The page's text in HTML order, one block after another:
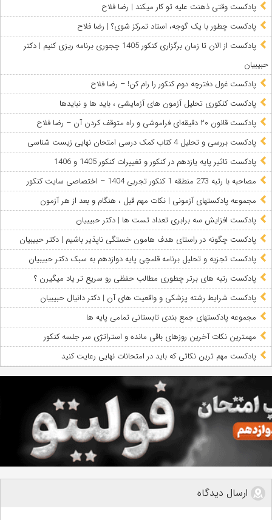
پادکست وقتی ذهنت علیه تو کار میکند | رضا فلاح
پادکست چطور با یک گوجه، استاد تمرکز شوی؟ | رضا فلاح
پادکست از الان تا زمان برگزاری کنکور 1405 چجوری برنامه ریزی کنیم | دکتر
حبیبیان
پادکست غول دفترچه دوم کنکور را رام کن! – رضا فلاح
پادکست کنکوری تحلیل آزمون های آزمایشی ، باید ها و نبایدها
پادکست قانون ۲۰ دقیقه‌ای فراموشی و راه متوقف کردن آن – رضا فلاح
پادکست بررسی و تحلیل 4 کتاب کمک درسی امتحان نهایی زیست شناسی
پادکست تاثیر پایه یازدهم در کنکور و تغییرات کنکور 1405 و 1406
مصاحبه با رتبه 273 منطقه 1 کنکور تجربی 1404 – اختصاصی سایت کنکور
مجموعه پادکستهای آزمونی | نکات مهم قبل ، هنگام و بعد از هر آزمون
پادکست افزایش سه برابری تعداد تست ها | دکتر حبیبیان
پادکست چگونه در راستای هدف هامون خستگی ناپذیر باشیم | دکتر حبیبیان
پادکست تجزیه و تحلیل برنامه قلمچی پایه دوازدهم به سبک دکتر حبیبیان
پادکست رتبه های برتر چطوری مطالب حفظی رو سریع تر یاد میگیرن ؟
پادکست شرایط رشته پزشکی و واقعیت های آن | دکتر دانیال حبیبیان
مجموعه پادکستهای جمع بندی تابستانی تمامی پایه ها
مهمترین نکات آخرین روزهای باقی مانده و استراتژی سر جلسه کنکور
پادکست مهم ترین نکاتی که باید در امتحانات نهایی رعایت کنید
ارسال دیدگاه